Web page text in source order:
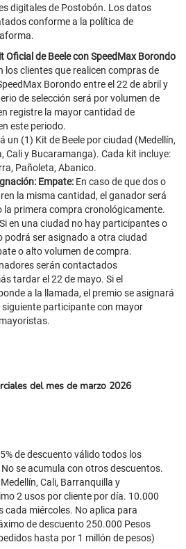
digitales de Postobón. Los datos
conforme a la política de
Oficial de Beele con SpeedMax Borondo
los clientes que realicen compras de
Borondo entre el 22 de abril y
de selección será por volumen de
registre la mayor cantidad de
este periodo.
un (1) Kit de Beele por ciudad (Medellín,
Cali y Bucaramanga). Cada kit incluye:
Pañoleta, Abanico.
Empate: En caso de que dos o
la misma cantidad, el ganador será
la primera compra cronológicamente.
Si en una ciudad no hay participantes o
podrá ser asignado a otra ciudad
o alto volumen de compra.
serán contactados
tardar el 22 de mayo. Si el
a la llamada, el premio se asignará
participante con mayor
del mes de marzo 2026
de descuento válido todos los
se acumula con otros descuentos.
Cali, Barranquilla y
2 usos por cliente por día. 10.000
cada miércoles. No aplica para
de descuento 250.000 Pesos
hasta por 1 millón de pesos)